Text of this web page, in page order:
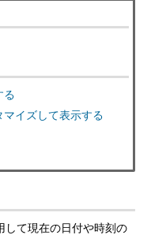
る
イズして表示する
て現在の日付や時刻の